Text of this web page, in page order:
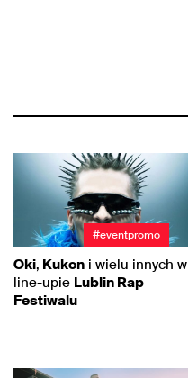
#eventpromo
Oki, Kukon i wielu innych w
line-upie Lublin Rap
Festiwalu